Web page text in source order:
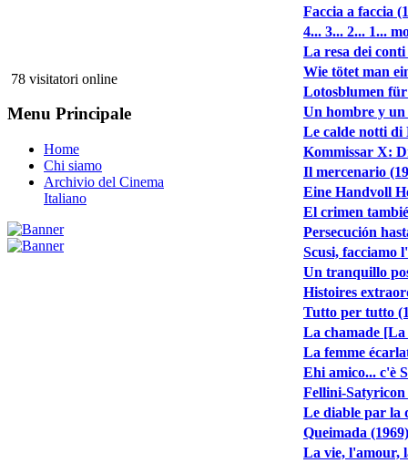
78 visitatori online
Menu Principale
Home
Chi siamo
Archivio del Cinema
Italiano
Faccia a faccia
4... 3... 2... 1...
La resa dei conti
Wie tötet man
Lotosblumen
Un hombre y
Le calde notti di
Kommissar X:
Il mercenario
Eine Handvoll
El crimen
Persecución
Scusi, facciamo
Un tranquillo
Histoires
Tutto per tutto
La chamade [La
La femme
Ehi amico... c'è
Fellini-Satyricon
Le diable par la
Queimada (1969)
La vie, l'amour,